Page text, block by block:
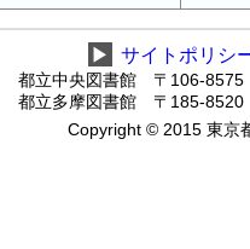
▶ サイトポリシ
都立中央図書館 〒106-
都立多摩図書館 〒185-
Copyright © 2015 東京